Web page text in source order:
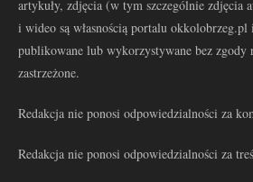
artykuły, zdjęcia (w tym szczególnie zdjęcia
i wideo są własnością portalu
publikowane lub wykorzystywane bez zgody
zastrzeżone.
Redakcja nie ponosi odpowiedzialności za
Redakcja nie ponosi odpowiedzialności za